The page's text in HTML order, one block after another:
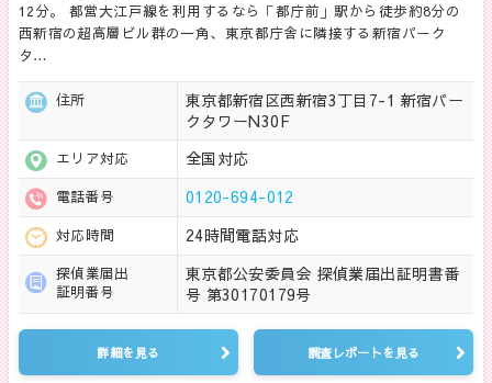
12分。 都営大江戸線を利用するなら「都庁前」駅から徒歩約8分の
西新宿の超高層ビル群の一角、東京都庁舎に隣接する新宿パーク
タ…
住所
東京都新宿区西新宿3丁目7-1 新宿パー
クタワーN30F
エリア対応 全国対応
電話番号 0120-694-012
対応時間 24時間電話対応
探偵業届出
証明番号
東京都公安委員会 探偵業届出証明書番
号 第30170179号
詳細を見る 調査レポートを見る